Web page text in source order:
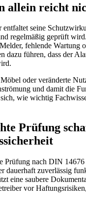
allein reicht
entfaltet seine
regelmäßig geprüft wird.
fehlende Wartung
dazu führen, dass der
oder veränderte
und damit die
wie wichtig
Prüfung
Prüfung nach DIN 14676
dauerhaft zuverlässig
eine saubere
vor